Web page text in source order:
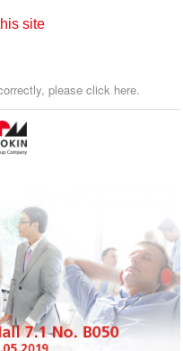
site
please click here.